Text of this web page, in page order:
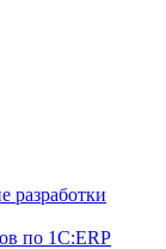
разработки
по 1С:ERP